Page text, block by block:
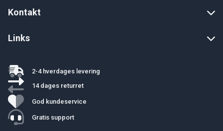
Kontakt
Links
2-4 hverdages levering
14 dages returret
God kundeservice
Gratis support